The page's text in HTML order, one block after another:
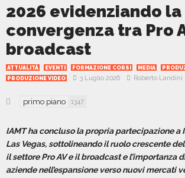
2026 evidenziando la
convergenza tra Pro
broadcast
ATTUALITÀ EVENTI FORMAZIONE CORSI MEDIA
PRODUZIONE VIDEO
3 Luglio 2026 Roberto Landini
primo piano 1347
IAMT ha concluso la propria partecipazione a
Las Vegas, sottolineando il ruolo crescente
il settore Pro AV e il broadcast e l’importanza
aziende nell’espansione verso nuovi mercati